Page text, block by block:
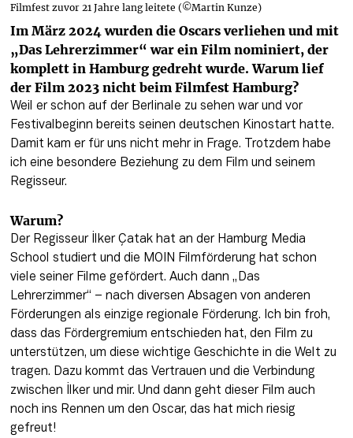
Filmfest zuvor 21 Jahre lang leitete (©Martin Kunze)
Im März 2024 wurden die Oscars verliehen und mit
„Das Lehrerzimmer“ war ein Film nominiert, der
komplett in Hamburg gedreht wurde. Warum lief
der Film 2023 nicht beim Filmfest Hamburg?
Weil er schon auf der Berlinale zu sehen war und vor
Festivalbeginn bereits seinen deutschen Kinostart hatte.
Damit kam er für uns nicht mehr in Frage. Trotzdem habe
ich eine besondere Beziehung zu dem Film und seinem
Regisseur.
Warum?
Der Regisseur İlker Çatak hat an der Hamburg Media
School studiert und die MOIN Filmförderung hat schon
viele seiner Filme gefördert. Auch dann „Das
Lehrerzimmer“ – nach diversen Absagen von anderen
Förderungen als einzige regionale Förderung. Ich bin froh,
dass das Fördergremium entschieden hat, den Film zu
unterstützen, um diese wichtige Geschichte in die Welt zu
tragen. Dazu kommt das Vertrauen und die Verbindung
zwischen İlker und mir. Und dann geht dieser Film auch
noch ins Rennen um den Oscar, das hat mich riesig
gefreut!